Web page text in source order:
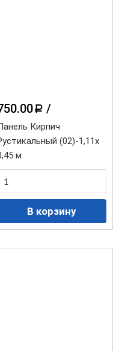
a /
Кирпич
(02)-1,11х
м